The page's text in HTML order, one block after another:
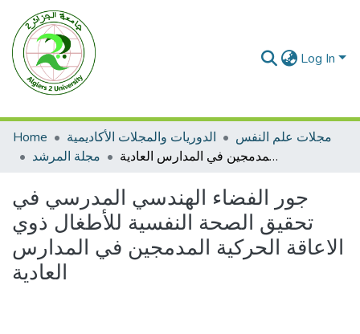
Log In
Home الدوريات والمجلات الأكاديمية
مجلات علم النفس
مجلة المرشد
جور الفضاء الهندسي المدرسي في تحقيق الصحة النفسية للأطغال ذوي الاعاقة الحركية المدمجين في المدارس العادية
جور الفضاء الهندسي المدرسي في
تحقيق الصحة النفسية للأطغال ذوي
الاعاقة الحركية المدمجين في المدارس
العادية